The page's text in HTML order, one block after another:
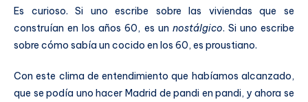
Es curioso. Si uno escribe sobre las viviendas que se
construían en los años 60, es un nostálgico. Si uno escribe
sobre cómo sabía un cocido en los 60, es proustiano.
Con este clima de entendimiento que habíamos alcanzado,
que se podía uno hacer Madrid de pandi en pandi, y ahora se